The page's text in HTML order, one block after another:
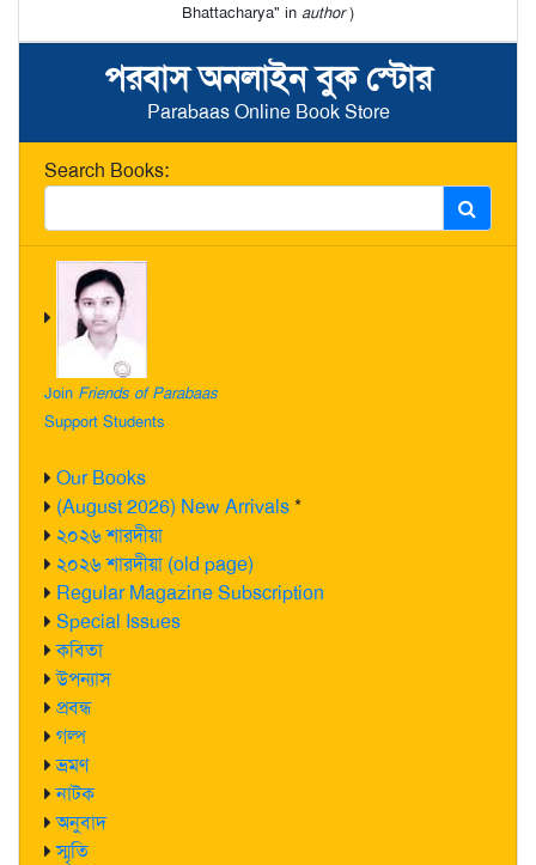
পরবাস অনলাইন বুক স্টোর
Parabaas Online Book Store
Search Books:
Join Friends of Parabaas
Support Students
Our Books
(August 2026) New Arrivals*
২০২৬ শারদীয়া
২০২৬ শারদীয়া (old page)
Regular Magazine Subscription
Special Issues
কবিতা
উপন্যাস
প্রবন্ধ
গল্প
ভ্রমণ
নাটক
অনুবাদ
স্মৃতি
Bhattacharya" in author)